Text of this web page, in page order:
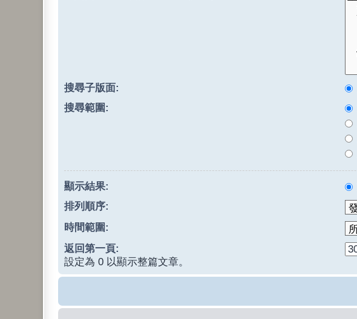
搜尋子版面:
搜尋範圍:
顯示結果:
排列順序:
時間範圍:
返回第一頁:
設定為 0 以顯示整篇文章。